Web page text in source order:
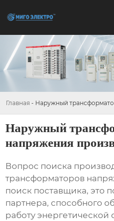
Главная - Наружный
Наружный
напряжения
Вопрос поиска
трансформаторов
поиск поставщика, это
партнера, способного
работу энергетической